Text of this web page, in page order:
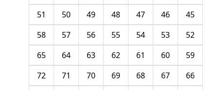
45
46
47
48
49
50
51
52
53
54
55
56
57
58
59
60
61
62
63
64
65
66
67
68
69
70
71
72